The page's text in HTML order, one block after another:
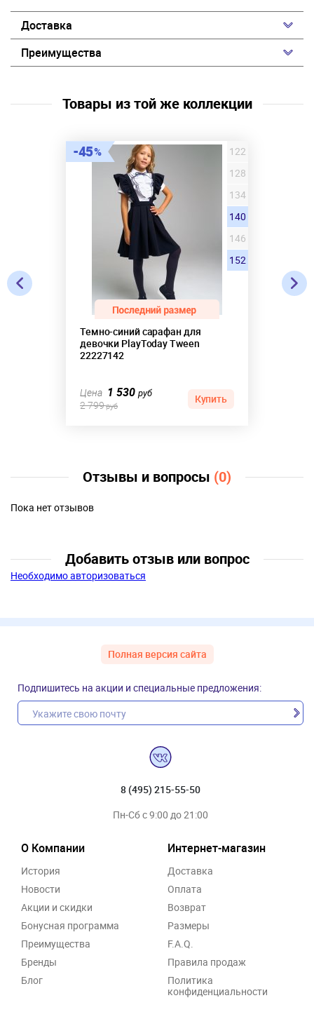
Доставка
Преимущества
Товары из той же коллекции
45
Темно-синий сарафан для
девочки PlayToday Tween
22227142
122
128
134
140
146
152
Цена 1 530 руб
2 799руб
Купить
Отзывы и вопросы (0)
Пока нет отзывов
Добавить отзыв или вопрос
Необходимо авторизоваться
Полная версия сайта
Подпишитесь на акции и специальные предложения:
8 (495) 215-55-50
Пн-Сб с 9:00 до 21:00
О Компании
История
Новости
Акции и скидки
Бонусная программа
Преимущества
Бренды
Блог
Интернет-магазин
Доставка
Оплата
Возврат
Размеры
F.A.Q.
Правила продаж
Политика
конфиденциальности